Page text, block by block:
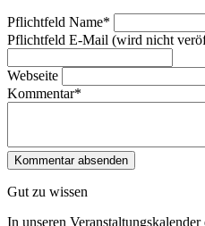
Pflichtfeld Name*
Pflichtfeld E-Mail (wird nicht
Webseite
Kommentar*
Gut zu wissen
In unseren